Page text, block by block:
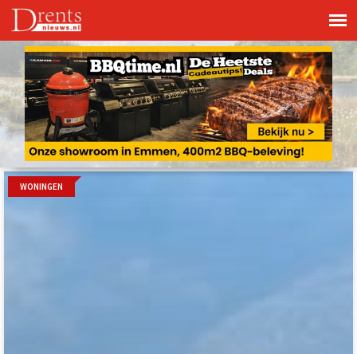
WONINGEN